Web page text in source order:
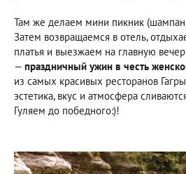
Там же делаем мини пикник
Затем возвращаемся в отель,
платья и выезжаем на главную
— праздничный ужин в честь
из самых красивых ресторанов
эстетика, вкус и атмосфера
Гуляем до победного:)!